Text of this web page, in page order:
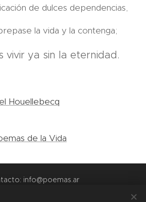
de dulces dependencias,
la vida y la contenga;
vivir ya sin la eternidad.
Houellebecq
de la Vida
info@poemas.ar